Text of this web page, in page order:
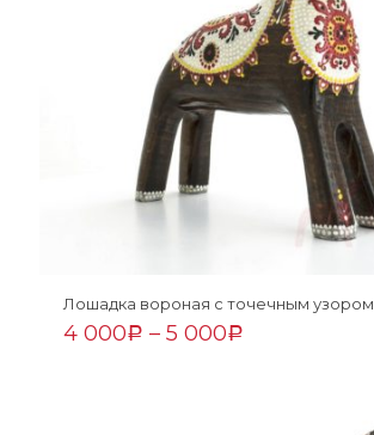
Лошадка вороная с точечным узором
4 000Р – 5 000Р